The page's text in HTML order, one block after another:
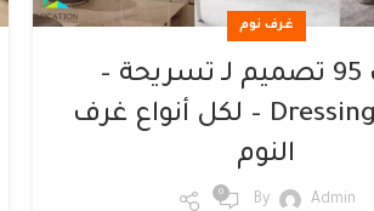
غرف نوم
أحدث 95 تصميم لـ تسريحة –
Dressing tables – لكل أنواع غرف
النوم
By Admin
0